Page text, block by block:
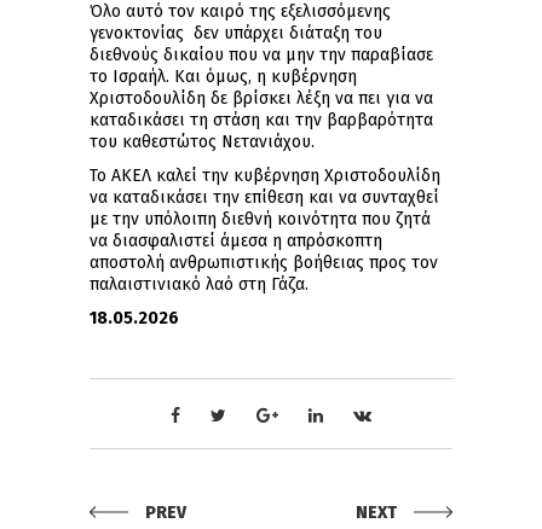
Όλο αυτό τον καιρό της εξελισσόμενης
γενοκτονίας δεν υπάρχει διάταξη του
διεθνούς δικαίου που να μην την παραβίασε
το Ισραήλ. Και όμως, η κυβέρνηση
Χριστοδουλίδη δε βρίσκει λέξη να πει για να
καταδικάσει τη στάση και την βαρβαρότητα
του καθεστώτος Νετανιάχου.
Το ΑΚΕΛ καλεί την κυβέρνηση Χριστοδουλίδη
να καταδικάσει την επίθεση και να συνταχθεί
με την υπόλοιπη διεθνή κοινότητα που ζητά
να διασφαλιστεί άμεσα η απρόσκοπτη
αποστολή ανθρωπιστικής βοήθειας προς τον
παλαιστινιακό λαό στη Γάζα.
18.05.2026
PREV NEXT